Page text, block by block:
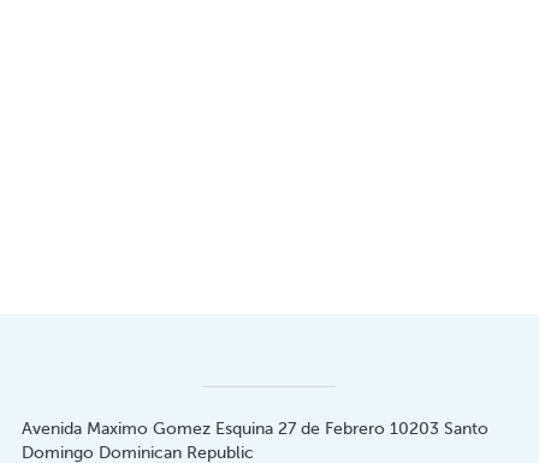
Avenida Maximo Gomez Esquina 27 de Febrero 10203 Santo
Domingo Dominican Republic